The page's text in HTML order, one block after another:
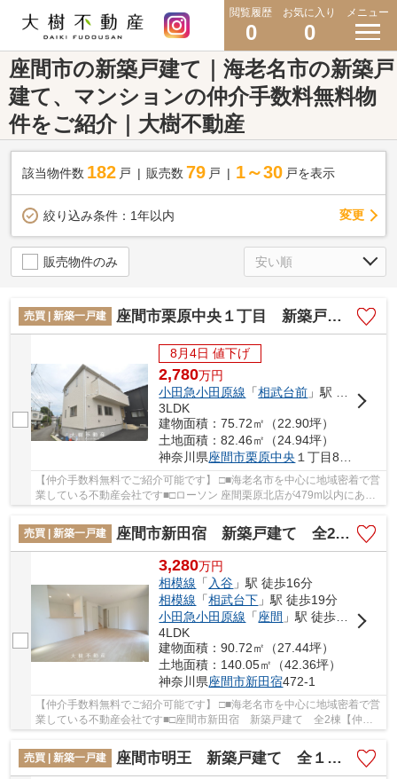
閲覧履歴
0
お気に入り
0
メニュー
座間市の新築戸建て｜海老名市の新築戸
建て、マンションの仲介手数料無料物
件をご紹介｜大樹不動産
該当物件数 182 戸 販売数 79 戸 1～30 戸を表示
絞り込み条件： 1年以内 変更
販売物件のみ
売買 | 新築一戸建 座間市栗原中央１丁目 新築戸建て 全１棟【仲介手数料無料】
8月4日 値下げ
2,780万円
小田急小田原線 「相武台前 」駅 徒歩25分
3LDK
建物面積：75.72㎡（22.90坪）
土地面積：82.46㎡（24.94坪）
神奈川県座間市栗原中央 １丁目8-18
【仲介手数料無料でご紹介可能です】 □■海老名市を中心に地域密着で営
業している不動産会社です■□ローソン 座間栗原北店が479m以内にある
売買 | 新築一戸建
座間市新田宿 新築戸建て 全2棟【仲介手数料無料】
3,280万円
相模線 「 入谷 」駅 徒歩16分
相模線 「相武台下 」駅 徒歩19分
小田急小田原線 「座間 」駅 徒歩22分
4LDK
建物面積：90.72㎡（27.44坪）
土地面積：140.05㎡（42.36坪）
神奈川県座間市新田宿472-1
【仲介手数料無料でご紹介可能です】 □■海老名市を中心に地域密着で営
業している不動産会社です■□座間市新田宿 新築戸建て 全2棟【仲介
売買 | 新築一戸建
座間市明王 新築戸建て 全１棟【仲介手数料無料】